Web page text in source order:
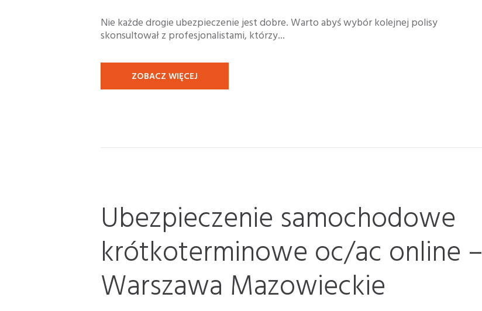
Nie każde drogie ubezpieczenie jest dobre. Warto abyś wybór kolejnej polisy
skonsultował z profesjonalistami, którzy...
ZOBACZ WIĘCEJ
Ubezpieczenie samochodowe
krótkoterminowe oc/ac online –
Warszawa Mazowieckie